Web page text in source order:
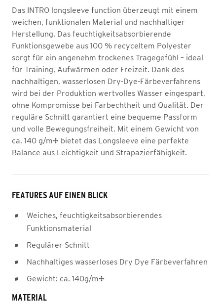
Das INTRO longsleeve function überzeugt mit einem
weichen, funktionalen Material und nachhaltiger
Herstellung. Das feuchtigkeitsabsorbierende
Funktionsgewebe aus 100 % recyceltem Polyester
sorgt für ein angenehm trockenes Tragegefühl – ideal
für Training, Aufwärmen oder Freizeit. Dank des
nachhaltigen, wasserlosen Dry-Dye-Färbeverfahrens
wird bei der Produktion wertvolles Wasser eingespart,
ohne Kompromisse bei Farbechtheit und Qualität. Der
reguläre Schnitt garantiert eine bequeme Passform
und volle Bewegungsfreiheit. Mit einem Gewicht von
ca. 140 g/m² bietet das Longsleeve eine perfekte
Balance aus Leichtigkeit und Strapazierfähigkeit.
FEATURES AUF EINEN BLICK
Weiches, feuchtigkeitsabsorbierendes
Funktionsmaterial
Regulärer Schnitt
Nachhaltiges wasserloses Dry Dye Färbeverfahren
Gewicht: ca. 140g/m²
MATERIAL